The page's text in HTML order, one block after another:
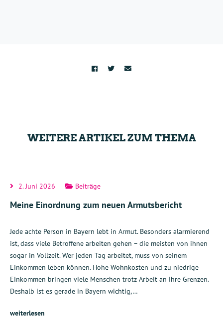
WEITERE ARTIKEL ZUM THEMA
2. Juni 2026 Beiträge
Meine Einordnung zum neuen Armutsbericht
Jede achte Person in Bayern lebt in Armut. Besonders alarmierend
ist, dass viele Betroffene arbeiten gehen – die meisten von ihnen
sogar in Vollzeit. Wer jeden Tag arbeitet, muss von seinem
Einkommen leben können. Hohe Wohnkosten und zu niedrige
Einkommen bringen viele Menschen trotz Arbeit an ihre Grenzen.
Deshalb ist es gerade in Bayern wichtig,…
weiterlesen